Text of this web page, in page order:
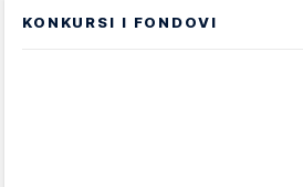
KONKURSI I FONDOVI